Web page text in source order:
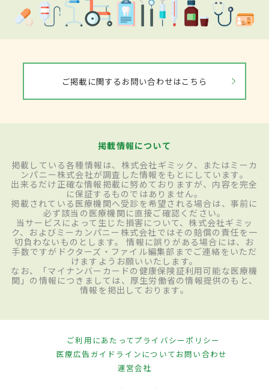
ご掲載に関するお問い合わせはこちら
掲載情報について
掲載している各種情報は、株式会社ギミック、またはミーカ
ンパニー株式会社が調査した情報をもとにしています。
出来るだけ正確な情報掲載に努めておりますが、内容を完全
に保証するものではありません。
掲載されている医療機関へ受診を希望される場合は、事前に
必ず該当の医療機関に直接ご確認ください。
当サービスによって生じた損害について、株式会社ギミッ
ク、およびミーカンパニー株式会社ではその賠償の責任を一
切負わないものとします。 情報に誤りがある場合には、お
手数ですがドクターズ・ファイル編集部までご連絡をいただ
けますようお願いいたします。
なお、「マイナンバーカードの健康保険証利用可能な医療機
関」の情報につきましては、厚生労働省の情報提供のもと、
情報を掲出しております。
ご利用にあたってプライバシーポリシー
医療広告ガイドラインについてお問い合わせ
運営会社